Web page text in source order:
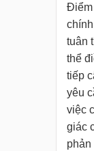
Điểm
tuân
thể
tiếp
yêu
việc
giác
phản